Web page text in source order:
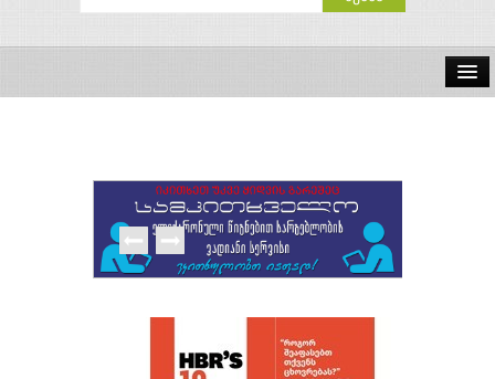
გამომცემლობები